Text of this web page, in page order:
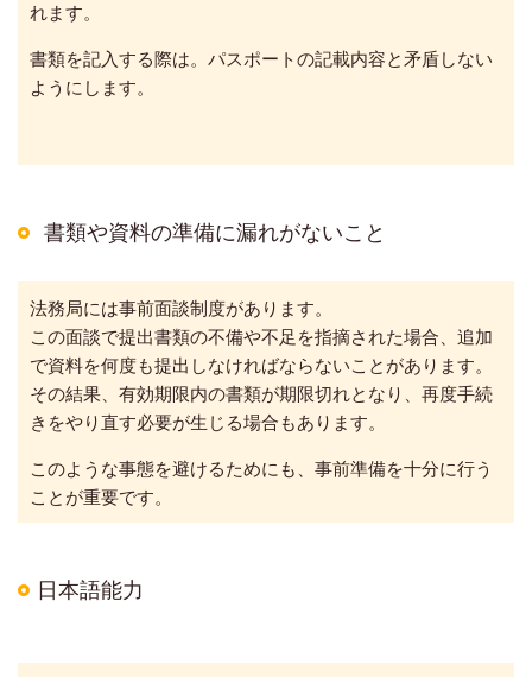
れます。
書類を記入する際は。パスポートの記載内容と矛盾しない
ようにします。
書類や資料の準備に漏れがないこと
法務局には事前面談制度があります。
この面談で提出書類の不備や不足を指摘された場合、追加
で資料を何度も提出しなければならないことがあります。
その結果、有効期限内の書類が期限切れとなり、再度手続
きをやり直す必要が生じる場合もあります。
このような事態を避けるためにも、事前準備を十分に行う
ことが重要です。
日本語能力